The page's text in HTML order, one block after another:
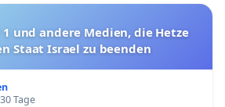
1 und andere Medien, die Hetze
Staat Israel zu beenden
Tage